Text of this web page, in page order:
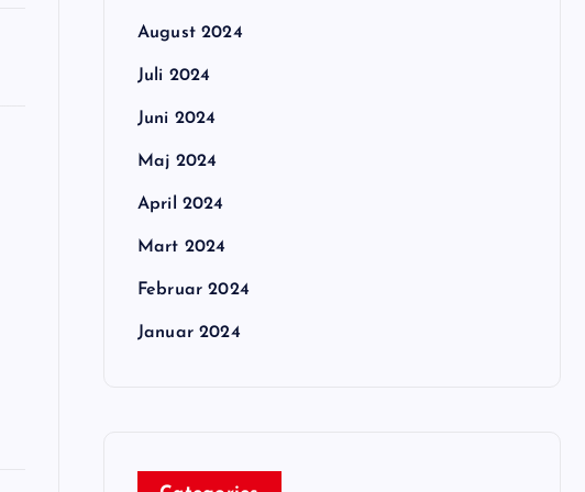
August 2024
Juli 2024
Juni 2024
Maj 2024
April 2024
Mart 2024
Februar 2024
Januar 2024